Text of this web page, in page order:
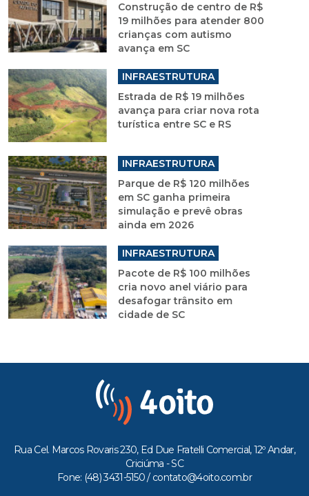
Construção de centro de R$
19 milhões para atender 800
crianças com autismo
avança em SC
INFRAESTRUTURA
Estrada de R$ 19 milhões
avança para criar nova rota
turística entre SC e RS
INFRAESTRUTURA
Parque de R$ 120 milhões
em SC ganha primeira
simulação e prevê obras
ainda em 2026
INFRAESTRUTURA
Pacote de R$ 100 milhões
cria novo anel viário para
desafogar trânsito em
cidade de SC
Rua Cel. Marcos Rovaris 230, Ed Due Fratelli Comercial, 12º Andar,
Criciúma - SC
Fone: (48) 3431-5150 / contato@4oito.com.br